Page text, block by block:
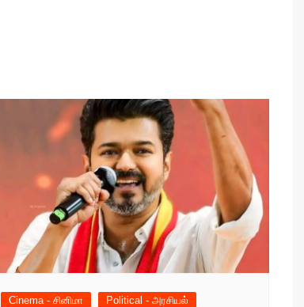
Cinema - சினிமா Political - அரசியல்